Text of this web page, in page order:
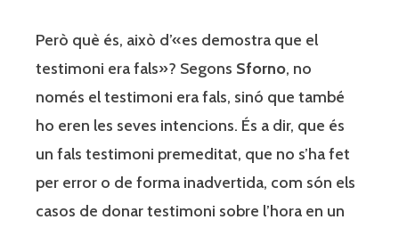
Però què és, això d’«es demostra que el
testimoni era fals»? Segons Sforno, no
només el testimoni era fals, sinó que també
ho eren les seves intencions. És a dir, que és
un fals testimoni premeditat, que no s’ha fet
per error o de forma inadvertida, com són els
casos de donar testimoni sobre l’hora en un